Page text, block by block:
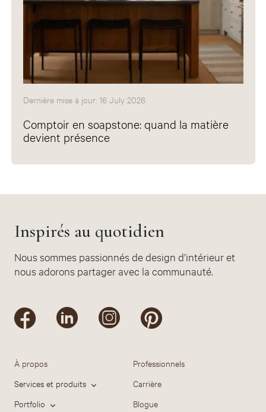
Dernière mise à jour: 16 July 2026
Comptoir en soapstone: quand la matière
devient présence
Inspirés au quotidien
Nous sommes passionnés de design d’intérieur et
nous adorons partager avec la communauté.
À propos
Services et produits
Portfolio
Professionnels
Carrière
Blogue